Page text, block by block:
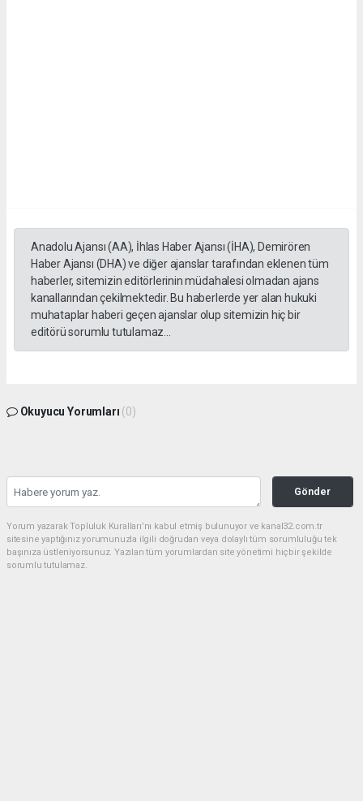
Anadolu Ajansı (AA), İhlas Haber Ajansı (İHA), Demirören
Haber Ajansı (DHA) ve diğer ajanslar tarafından eklenen tüm
haberler, sitemizin editörlerinin müdahalesi olmadan ajans
kanallarından çekilmektedir. Bu haberlerde yer alan hukuki
muhataplar haberi geçen ajanslar olup sitemizin hiç bir
editörü sorumlu tutulamaz...
Okuyucu Yorumları (0)
Gönder
Yorum yazarak Topluluk Kuralları’nı kabul etmiş bulunuyor ve kanal32.com.tr
sitesine yaptığınız yorumunuzla ilgili doğrudan veya dolaylı tüm sorumluluğu tek
başınıza üstleniyorsunuz. Yazılan tüm yorumlardan site yönetimi hiçbir şekilde
sorumlu tutulamaz.